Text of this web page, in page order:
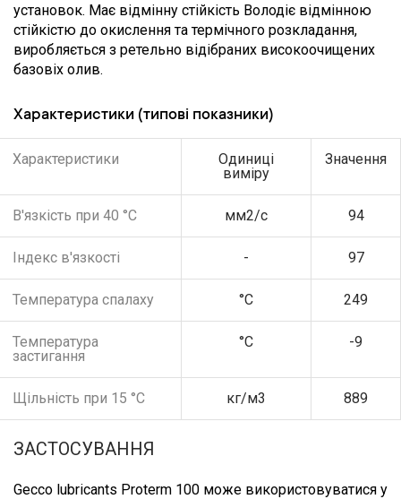
установок. Має відмінну стійкість Володіє відмінною
стійкістю до окислення та термічного розкладання,
виробляється з ретельно відібраних високоочищених
базовіх олив.
Характеристики (типові показники)
Характеристики
Одиниці
виміру
Значення
В'язкість при 40 °С мм2/с 94
Індекс в'язкості - 97
Температура спалаху °С 249
Температура
застигання
°С -9
Щільність при 15 °С кг/м3 889
ЗАСТОСУВАННЯ
Gecco lubricants Proterm 100 може використовуватися у